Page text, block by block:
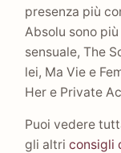
presenza più
Absolu sono
sensuale, The
lei, Ma Vie e
Her e Private
Puoi vedere
gli altri consigli